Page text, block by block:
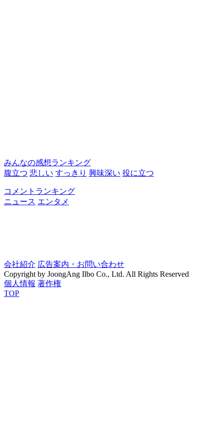
みんなの感想ランキング
腹立つ 悲しい すっきり 興味深い 役に立つ
コメントランキング
ニュース エンタメ
会社紹介 広告案内・お問い合わせ
Copyright by JoongAng Ilbo Co., Ltd. All Rights Reserved
個人情報 著作権
TOP